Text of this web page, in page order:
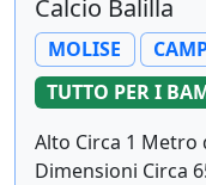
Calcio Balilla
MOLISE
TUTTO PER I
Alto Circa 1 Metro
Dimensioni Circa